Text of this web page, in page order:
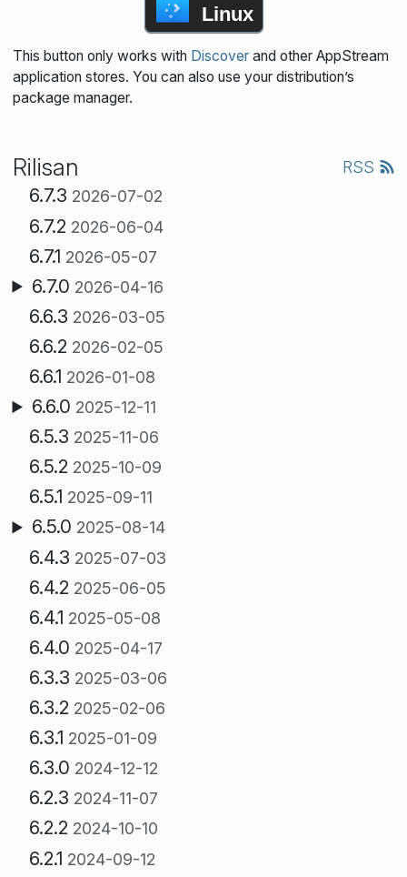
Linux
This button only works with Discoverand other AppStream
application stores. You can also use your distribution’s
package manager.
Rilisan RSS
6.7.3 2026-07-02
6.7.2 2026-06-04
6.7.1 2026-05-07
6.7.0 2026-04-16
6.6.3 2026-03-05
6.6.2 2026-02-05
6.6.1 2026-01-08
6.6.0 2025-12-11
6.5.3 2025-11-06
6.5.2 2025-10-09
6.5.1 2025-09-11
6.5.0 2025-08-14
6.4.3 2025-07-03
6.4.2 2025-06-05
6.4.1 2025-05-08
6.4.0 2025-04-17
6.3.3 2025-03-06
6.3.2 2025-02-06
6.3.1 2025-01-09
6.3.0 2024-12-12
6.2.3 2024-11-07
6.2.2 2024-10-10
6.2.1 2024-09-12